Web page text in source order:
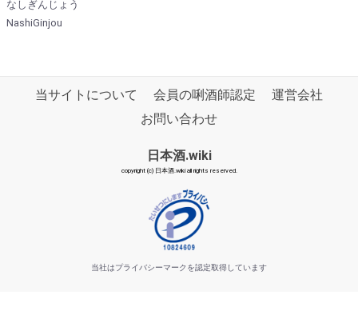
なしぎんじょう
NashiGinjou
当サイトについて 会員の唎酒師認定
運営会社
お問い合わせ
日本酒.wiki
copyright (c) 日本酒.wiki all rights reserved.
当社はプライバシーマークを認定取得しています